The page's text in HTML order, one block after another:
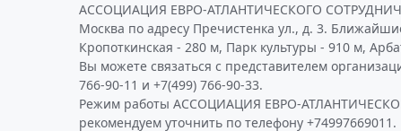
АССОЦИАЦИЯ ЕВРО-АТЛАНТИЧЕСКОГО
Москва по адресу Пречистенка ул., д. 3.
Кропоткинская - 280 м, Парк культуры - 910 м,
Вы можете связаться с представителем
766-90-11 и +7(499) 766-90-33.
Режим работы АССОЦИАЦИЯ ЕВРО-
рекомендуем уточнить по телефону +74997669011.